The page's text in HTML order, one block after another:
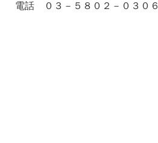
電話 ０３－５８０２－０３０６